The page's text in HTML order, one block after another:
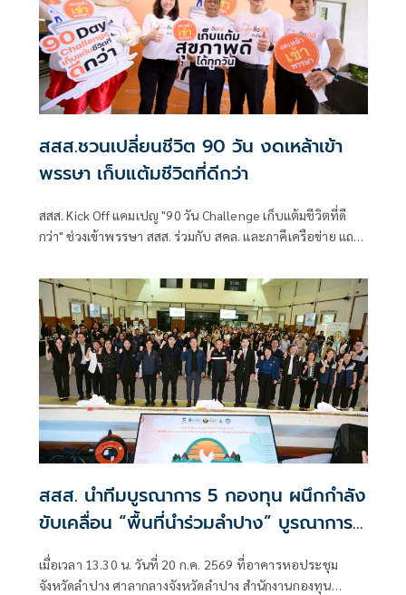
สสส.ชวนเปลี่ยนชีวิต 90 วัน งดเหล้าเข้า
พรรษา เก็บแต้มชีวิตที่ดีกว่า
สสส. Kick Off แคมเปญ "90 วัน Challenge เก็บแต้มชีวิตที่ดี
กว่า" ช่วงเข้าพรรษา สสส. ร่วมกับ สคล. และภาคีเครือข่าย แถลง
พรรษา ปี 2569
สสส. นำทีมบูรณาการ 5 กองทุน ผนึกกำลัง
ขับเคลื่อน “พื้นที่นำร่วมลำปาง” บูรณาการ
ด้านสิ่งแวดล้อม-สุขภาพ-โลกร้อน ฟื้นฟู
แม่น้ำวัง สร้างเมืองสุขภาวะที่ยั่งยืน
เมื่อเวลา 13.30 น. วันที่ 20 ก.ค. 2569 ที่อาคารหอประชุม
จังหวัดลำปาง ศาลากลางจังหวัดลำปาง สำนักงานกองทุน